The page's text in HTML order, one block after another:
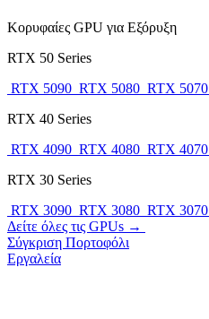
Κορυφαίες GPU για Εξόρυξη
RTX 50 Series
RTX 5090 RTX 5080 RTX 5070
RTX 40 Series
RTX 4090 RTX 4080 RTX 4070
RTX 30 Series
RTX 3090 RTX 3080 RTX 3070
Δείτε όλες τις GPUs →
Σύγκριση Πορτοφόλι
Εργαλεία